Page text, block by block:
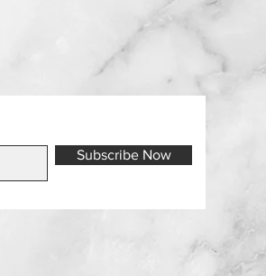
Subscribe Now